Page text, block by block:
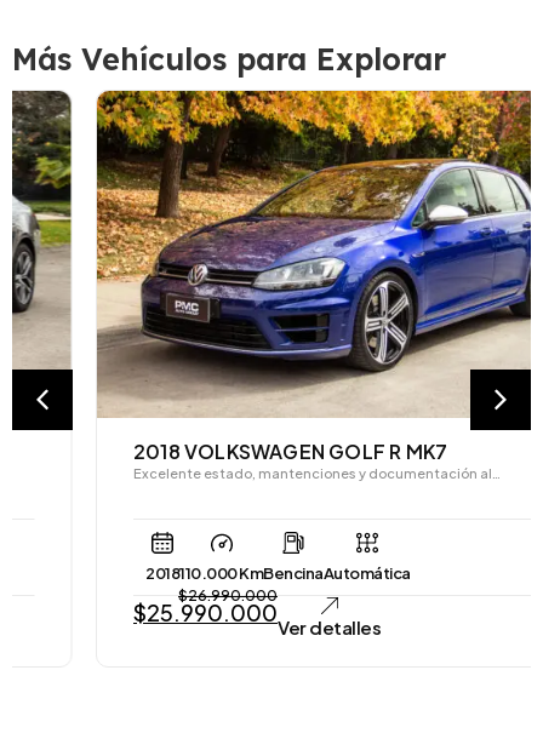
Más Vehículos para Explorar
2018 VOLKSWAGEN GOLF R MK7
Excelente estado, mantenciones y documentación al…
110.000 KmBencinaAutomática
26.990.000
25.990.000
Ver detalles